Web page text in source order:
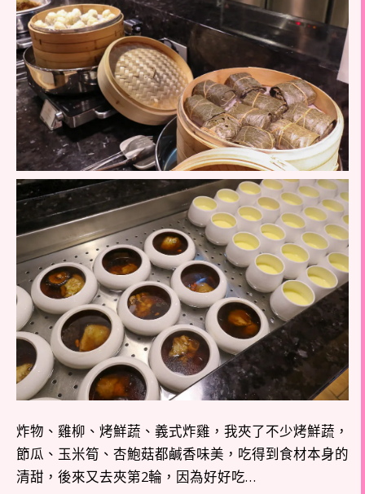
炸物、雞柳、烤鮮蔬、義式炸雞，我夾了不少烤鮮蔬，
節瓜、玉米筍、杏鮑菇都鹹香味美，吃得到食材本身的
清甜，後來又去夾第2輪，因為好好吃…